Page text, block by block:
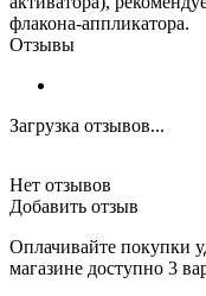
флакона-аппликатора.
Отзывы
Загрузка отзывов...
Нет отзывов
Добавить отзыв
Оплачивайте покупки
магазине доступно 3